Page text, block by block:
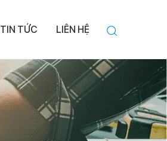
TIN TỨC LIÊN HỆ